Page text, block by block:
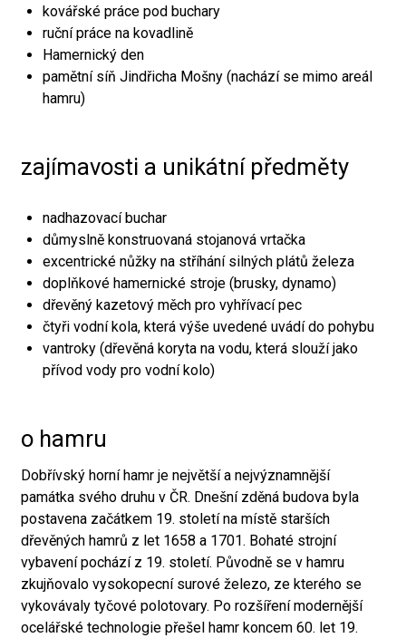
kovářské práce pod buchary
ruční práce na kovadlině
Hamernický den
pamětní síň Jindřicha Mošny (nachází se mimo areál
hamru)
zajímavosti a unikátní předměty
nadhazovací buchar
důmyslně konstruovaná stojanová vrtačka
excentrické nůžky na stříhání silných plátů železa
doplňkové hamernické stroje (brusky, dynamo)
dřevěný kazetový měch pro vyhřívací pec
čtyři vodní kola, která výše uvedené uvádí do pohybu
vantroky (dřevěná koryta na vodu, která slouží jako
přívod vody pro vodní kolo)
o hamru
Dobřívský horní hamr je největší a nejvýznamnější
památka svého druhu v ČR. Dnešní zděná budova byla
postavena začátkem 19. století na místě starších
dřevěných hamrů z let 1658 a 1701. Bohaté strojní
vybavení pochází z 19. století. Původně se v hamru
zkujňovalo vysokopecní surové železo, ze kterého se
vykovávaly tyčové polotovary. Po rozšíření modernější
ocelářské technologie přešel hamr koncem 60. let 19.